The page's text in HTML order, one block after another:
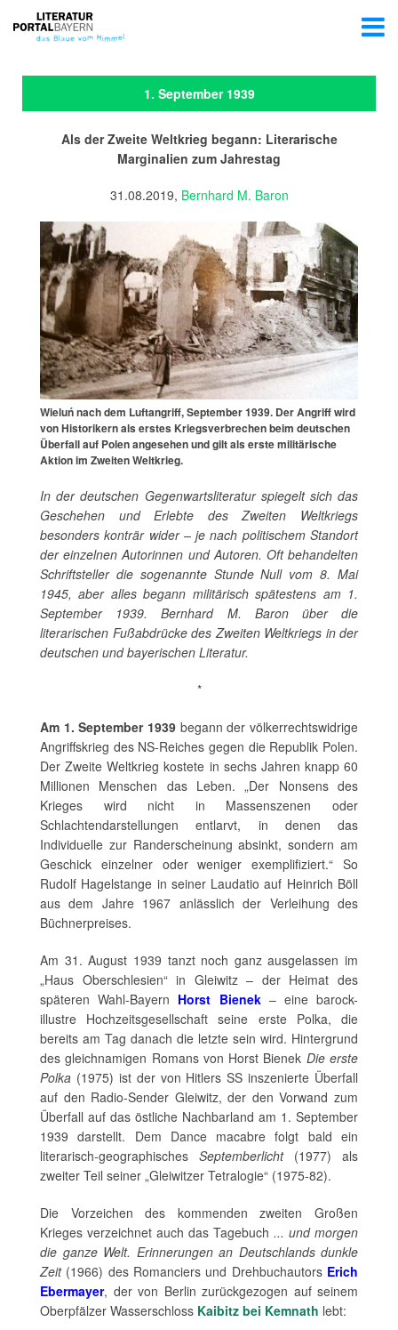
1. September 1939
Als der Zweite Weltkrieg begann: Literarische
Marginalien zum Jahrestag
31.08.2019, Bernhard M. Baron
Wieluń nach dem Luftangriff, September 1939. Der Angriff wird
von Historikern als erstes Kriegsverbrechen beim deutschen
Überfall auf Polen angesehen und gilt als erste militärische
Aktion im Zweiten Weltkrieg.
In der deutschen Gegenwartsliteratur spiegelt sich das
Geschehen und Erlebte des Zweiten Weltkriegs
besonders konträr wider – je nach politischem Standort
der einzelnen Autorinnen und Autoren. Oft behandelten
Schriftsteller die sogenannte Stunde Null vom 8. Mai
1945, aber alles begann militärisch spätestens am 1.
September 1939. Bernhard M. Baron über die
literarischen Fußabdrücke des Zweiten Weltkriegs in der
deutschen und bayerischen Literatur.
*
Am 1. September 1939 begann der völkerrechtswidrige
Angriffskrieg des NS-Reiches gegen die Republik Polen.
Der Zweite Weltkrieg kostete in sechs Jahren knapp 60
Millionen Menschen das Leben. „Der Nonsens des
Krieges wird nicht in Massenszenen oder
Schlachtendarstellungen entlarvt, in denen das
Individuelle zur Randerscheinung absinkt, sondern am
Geschick einzelner oder weniger exemplifiziert.“ So
Rudolf Hagelstange in seiner Laudatio auf Heinrich Böll
aus dem Jahre 1967 anlässlich der Verleihung des
Büchnerpreises.
Am 31. August 1939 tanzt noch ganz ausgelassen im
„Haus Oberschlesien“ in Gleiwitz – der Heimat des
späteren Wahl-Bayern Horst Bienek– eine barock-
illustre Hochzeitsgesellschaft seine erste Polka, die
bereits am Tag danach die letzte sein wird. Hintergrund
des gleichnamigen Romans von Horst Bienek Die erste
Polka (1975) ist der von Hitlers SS inszenierte Überfall
auf den Radio-Sender Gleiwitz, der den Vorwand zum
Überfall auf das östliche Nachbarland am 1. September
1939 darstellt. Dem Dance macabre folgt bald ein
literarisch-geographisches Septemberlicht (1977) als
zweiter Teil seiner „Gleiwitzer Tetralogie“ (1975-82).
Die Vorzeichen des kommenden zweiten Großen
Krieges verzeichnet auch das Tagebuch ... und morgen
die ganze Welt. Erinnerungen an Deutschlands dunkle
Zeit(1966) des Romanciers und Drehbuchautors Erich
Ebermayer, der von Berlin zurückgezogen auf seinem
Oberpfälzer Wasserschloss Kaibitz bei Kemnath lebt: